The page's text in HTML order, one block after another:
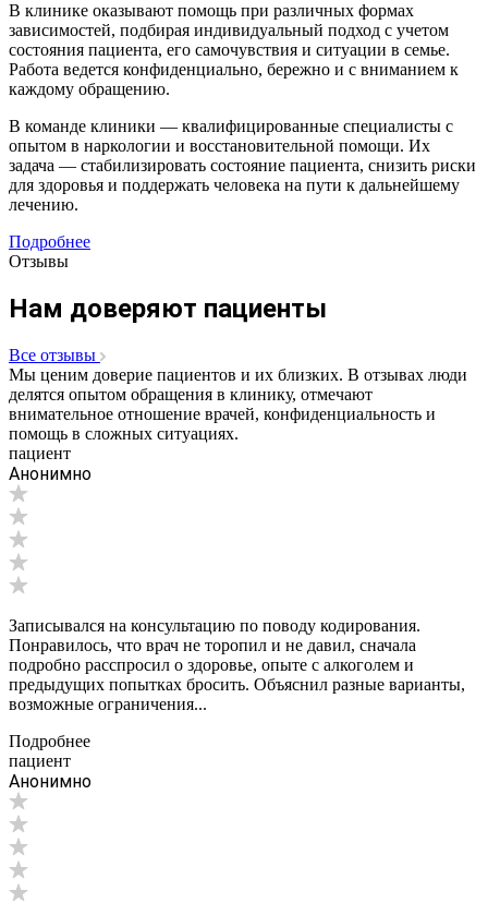
В клинике оказывают помощь при различных формах
зависимостей, подбирая индивидуальный подход с учетом
состояния пациента, его самочувствия и ситуации в семье.
Работа ведется конфиденциально, бережно и с вниманием к
каждому обращению.
В команде клиники — квалифицированные специалисты с
опытом в наркологии и восстановительной помощи. Их
задача — стабилизировать состояние пациента, снизить риски
для здоровья и поддержать человека на пути к дальнейшему
лечению.
Подробнее
Отзывы
Нам доверяют пациенты
Все отзывы
Мы ценим доверие пациентов и их близких. В отзывах люди
делятся опытом обращения в клинику, отмечают
внимательное отношение врачей, конфиденциальность и
помощь в сложных ситуациях.
пациент
Анонимно
Записывался на консультацию по поводу кодирования.
Понравилось, что врач не торопил и не давил, сначала
подробно расспросил о здоровье, опыте с алкоголем и
предыдущих попытках бросить. Объяснил разные варианты,
возможные ограничения...
Подробнее
пациент
Анонимно